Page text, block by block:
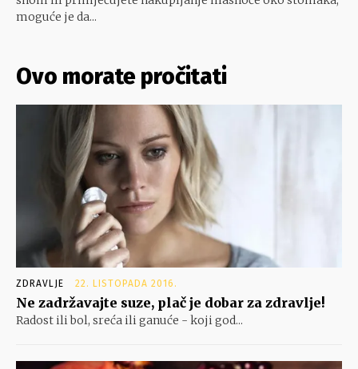
moguće je da...
Ovo morate pročitati
ZDRAVLJE 22. LISTOPADA 2016.
Ne zadržavajte suze, plač je dobar za zdravlje!
Radost ili bol, sreća ili ganuće - koji god...